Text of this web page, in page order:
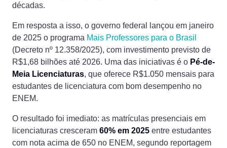
décadas.
Em resposta a isso, o governo federal lançou em janeiro
de 2025 o programa Mais Professores para o Brasil
(Decreto nº 12.358/2025), com investimento previsto de
R$1,68 bilhões até 2026. Uma das iniciativas é o Pé-de-
Meia Licenciaturas, que oferece R$1.050 mensais para
estudantes de licenciatura com bom desempenho no
ENEM.
O resultado foi imediato: as matrículas presenciais em
licenciaturas cresceram 60% em 2025 entre estudantes
com nota acima de 650 no ENEM, segundo reportagem